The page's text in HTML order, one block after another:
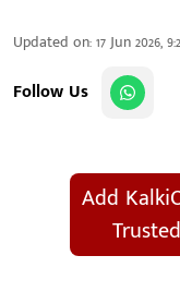
Updated on:17 Jun 2026,
Follow Us
Add